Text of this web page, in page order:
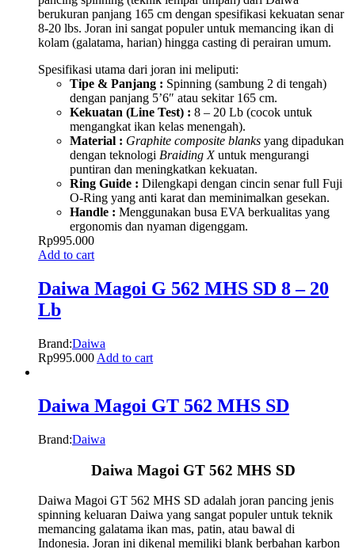
berukuran panjang 165 cm dengan spesifikasi kekuatan senar
8-20 lbs. Joran ini sangat populer untuk memancing ikan di
kolam (galatama, harian) hingga casting di perairan umum.
Spesifikasi utama dari joran ini meliputi:
Tipe & Panjang : Spinning (sambung 2 di tengah)
dengan panjang 5’6″ atau sekitar 165 cm.
Kekuatan (Line Test) : 8 – 20 Lb (cocok untuk
mengangkat ikan kelas menengah).
Material : Graphite composite blanks yang dipadukan
dengan teknologi Braiding Xuntuk mengurangi
puntiran dan meningkatkan kekuatan.
Ring Guide : Dilengkapi dengan cincin senar full Fuji
O-Ring yang anti karat dan meminimalkan gesekan.
Handle : Menggunakan busa EVA berkualitas yang
ergonomis dan nyaman digenggam.
Rp995.000
Add to cart
Daiwa Magoi G 562 MHS SD 8 – 20
Lb
Brand:Daiwa
Rp995.000 Add to cart
Daiwa Magoi GT 562 MHS SD
Brand:Daiwa
Daiwa Magoi GT 562 MHS SD
Daiwa Magoi GT 562 MHS SD adalah joran pancing jenis
spinning keluaran Daiwa yang sangat populer untuk teknik
memancing galatama ikan mas, patin, atau bawal di
Indonesia. Joran ini dikenal memiliki blank berbahan karbon